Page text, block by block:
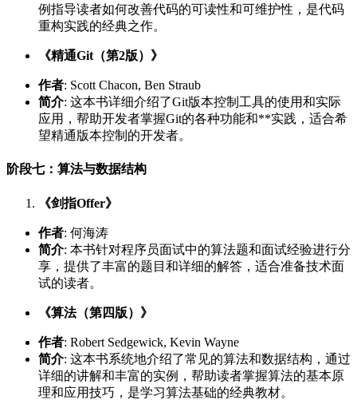
例指导读者如何改善代码的可读性和可维护性，是代码
重构实践的经典之作。
《精通Git（第2版）》
作者: Scott Chacon, Ben Straub
简介: 这本书详细介绍了Git版本控制工具的使用和实际
应用，帮助开发者掌握Git的各种功能和**实践，适合希
望精通版本控制的开发者。
阶段七：算法与数据结构
《剑指Offer》
作者: 何海涛
简介: 本书针对程序员面试中的算法题和面试经验进行分
享，提供了丰富的题目和详细的解答，适合准备技术面
试的读者。
《算法（第四版）》
作者: Robert Sedgewick, Kevin Wayne
简介: 这本书系统地介绍了常见的算法和数据结构，通过
详细的讲解和丰富的实例，帮助读者掌握算法的基本原
理和应用技巧，是学习算法基础的经典教材。